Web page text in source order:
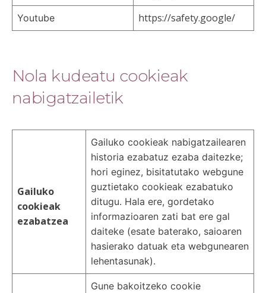
Youtube https://safety.google/
Nola kudeatu cookieak
nabigatzailetik
Gailuko
cookieak
ezabatzea
Gailuko cookieak nabigatzailearen
historia ezabatuz ezaba daitezke;
hori eginez, bisitatutako webgune
guztietako cookieak ezabatuko
ditugu. Hala ere, gordetako
informazioaren zati bat ere gal
daiteke (esate baterako, saioaren
hasierako datuak eta webgunearen
lehentasunak).
Gune bakoitzeko cookie